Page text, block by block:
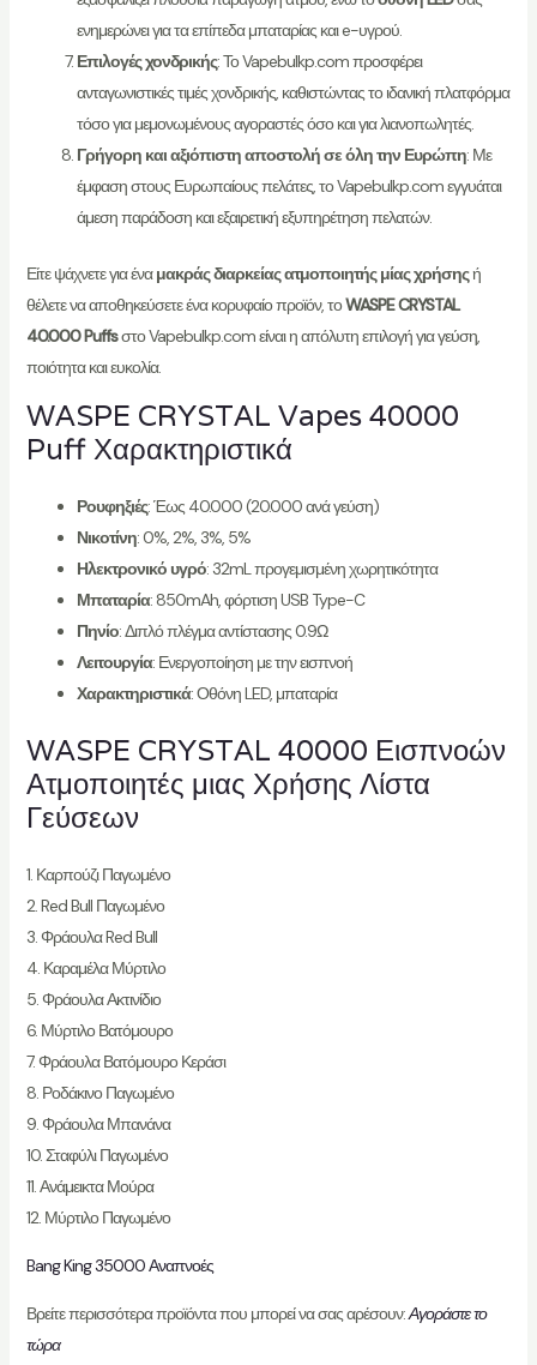
ενημερώνει για τα επίπεδα μπαταρίας και e-υγρού.
Επιλογές χονδρικής: Το Vapebulkp.com προσφέρει
ανταγωνιστικές τιμές χονδρικής, καθιστώντας το ιδανική πλατφόρμα
τόσο για μεμονωμένους αγοραστές όσο και για λιανοπωλητές.
Γρήγορη και αξιόπιστη αποστολή σε όλη την Ευρώπη: Με
έμφαση στους Ευρωπαίους πελάτες, το Vapebulkp.com εγγυάται
άμεση παράδοση και εξαιρετική εξυπηρέτηση πελατών.
Είτε ψάχνετε για έναμακράς διαρκείας ατμοποιητής μίας χρήσηςή
θέλετε να αποθηκεύσετε ένα κορυφαίο προϊόν, τοWASPE CRYSTAL
40.000 Puffsστο Vapebulkp.com είναι η απόλυτη επιλογή για γεύση,
ποιότητα και ευκολία.
WASPE CRYSTAL Vapes 40000
Puff Χαρακτηριστικά
Ρουφηξιές: Έως 40.000 (20.000 ανά γεύση)
Νικοτίνη: 0%, 2%, 3%, 5%
Ηλεκτρονικό υγρό: 32mL προγεμισμένη χωρητικότητα
Μπαταρία: 850mAh, φόρτιση USB Type-C
Πηνίο: Διπλό πλέγμα αντίστασης 0.9Ω
Λειτουργία: Ενεργοποίηση με την εισπνοή
Χαρακτηριστικά: Οθόνη LED, μπαταρία
WASPE CRYSTAL 40000 Εισπνοών
Ατμοποιητές μιας Χρήσης Λίστα
Γεύσεων
1. Καρπούζι Παγωμένο
2. Red Bull Παγωμένο
3. Φράουλα Red Bull
4. Καραμέλα Μύρτιλο
5. Φράουλα Ακτινίδιο
6. Μύρτιλο Βατόμουρο
7. Φράουλα Βατόμουρο Κεράσι
8. Ροδάκινο Παγωμένο
9. Φράουλα Μπανάνα
10. Σταφύλι Παγωμένο
11. Ανάμεικτα Μούρα
12. Μύρτιλο Παγωμένο
Bang King 35000 Αναπνοές
Βρείτε περισσότερα προϊόντα που μπορεί να σας αρέσουν:Αγοράστε το
τώρα